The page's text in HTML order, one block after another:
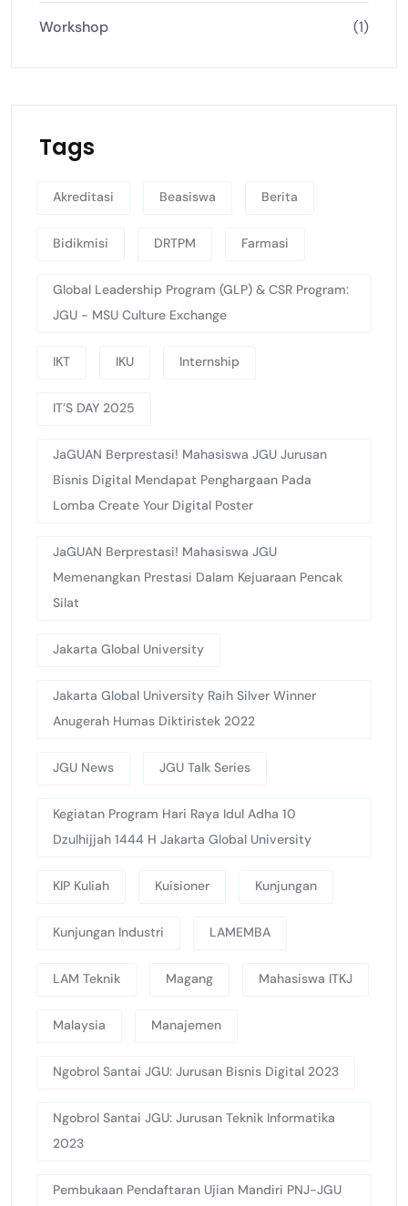
Workshop (1)
Tags
Akreditasi Beasiswa Berita
Bidikmisi DRTPM Farmasi
Global Leadership Program (GLP) & CSR Program:
JGU - MSU Culture Exchange
IKT IKU Internship
IT’S DAY 2025
JaGUAN Berprestasi! Mahasiswa JGU Jurusan
Bisnis Digital Mendapat Penghargaan Pada
Lomba Create Your Digital Poster
JaGUAN Berprestasi! Mahasiswa JGU
Memenangkan Prestasi Dalam Kejuaraan Pencak
Silat
Jakarta Global University
Jakarta Global University Raih Silver Winner
Anugerah Humas Diktiristek 2022
JGU News JGU Talk Series
Kegiatan Program Hari Raya Idul Adha 10
Dzulhijjah 1444 H Jakarta Global University
KIP Kuliah Kuisioner Kunjungan
Kunjungan Industri LAMEMBA
LAM Teknik Magang Mahasiswa ITKJ
Malaysia Manajemen
Ngobrol Santai JGU: Jurusan Bisnis Digital 2023
Ngobrol Santai JGU: Jurusan Teknik Informatika
2023
Pembukaan Pendaftaran Ujian Mandiri PNJ-JGU